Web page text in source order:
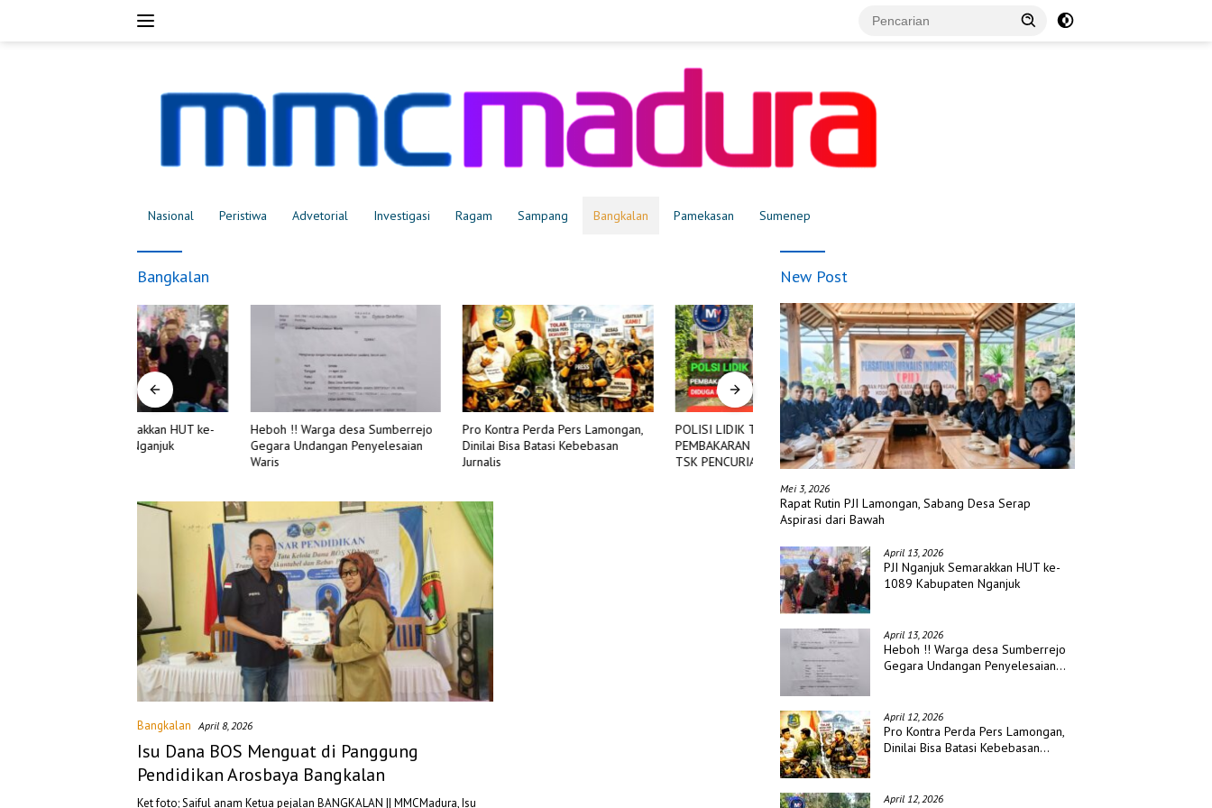
Nasional Peristiwa Advetorial Investigasi Ragam Sampang Bangkalan Pamekasan Sumenep
Bangkalan
Heboh !! Warga desa Sumberrejo
Gegara Undangan Penyelesaian
Pro Kontra Perda Pers Lamongan,
Dinilai Bisa Batasi Kebebasan
POLISI LIDIK TERKAIT
PEMBAKARAN R2 DIDUGA MILIK
Dirangkai dengan Santuni Anak
Yatim, PDS Bojonegoro Peringati
Hari Jadi ke Tiga
Selebrasi Paskah GMIM 2026 di
Kota Bitung Sukses. Puluhan Ribu
Remaja ikut Pawai Iman.
Bangkalan April 8, 2026
Isu Dana BOS Menguat di Panggung
Pendidikan Arosbaya Bangkalan
Ket foto; Saiful anam Ketua pejalan BANGKALAN || MMCMadura, Isu
New Post
Mei 3, 2026
Rapat Rutin PJI Lamongan, Sabang Desa Serap
Aspirasi dari Bawah
April 13, 2026
PJI Nganjuk Semarakkan HUT ke-
1089 Kabupaten Nganjuk
April 13, 2026
Heboh !! Warga desa Sumberrejo
Gegara Undangan Penyelesaian
April 12, 2026
Pro Kontra Perda Pers Lamongan,
Dinilai Bisa Batasi Kebebasan
April 12, 2026